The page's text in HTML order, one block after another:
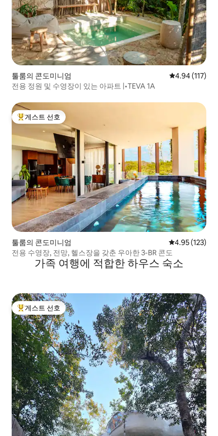
툴룸의 콘도미니엄 평점 4.94점(5
4.94 (117)
전용 정원 및 수영장이 있는 아파트 |•TEVA 1A
상위 게스트 선호
게스트 선호
툴룸의 콘도미니엄 평점 4.95점(5
4.95 (123)
전용 수영장, 전망, 헬스장을 갖춘 우아한 3-BR 콘도
가족 여행에 적합한 하우스 숙소
상위 게스트 선호
게스트 선호